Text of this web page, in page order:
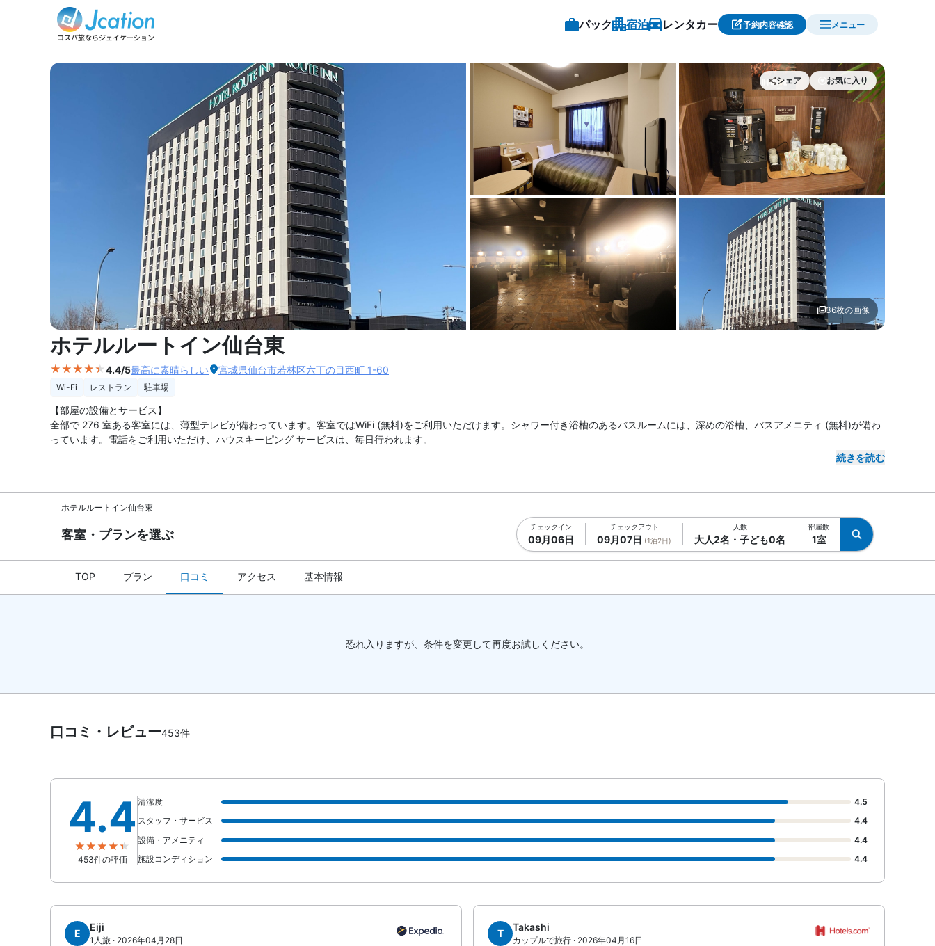
パック 宿泊 レンタカー 予約内容確認 メニュー
外観の写真を拡大表示
客室1 | ホテルルートイン仙台東 コーヒー サービス1 | ホテル
シェア お気に入り
36枚の画像
ホテルルートイン仙台東
4.4/5最高に素晴らしい 宮城県仙台市若林区六丁の目西町 1-60
Wi-Fi レストラン 駐車場
【部屋の設備とサービス】
全部で 276 室ある客室には、薄型テレビが備わっています。客室ではWiFi (無料)をご利用いただけます。シャワー付き浴槽のあるバスルームには、深めの浴槽、バスアメニティ (無料)が備わ
っています。電話をご利用いただけ、ハウスキーピング サービスは、毎日行われます。
続きを読む
ホテルルートイン仙台東
客室・プランを選ぶ
チェックイン
09月06日
チェックアウト
09月07日 (1泊2日)
人数
大人2名・子ども0名
部屋数
1室
TOP プラン 口コミ アクセス 基本情報
恐れ入りますが、条件を変更して再度お試しください。
口コミ・レビュー453件
4.4
453件の評価
清潔度
4.5
スタッフ・サービス
4.4
設備・アメニティ
4.4
施設コンディション
4.4
E
Eiji
1人旅 · 2026年04月28日
T
Takashi
カップルで旅行 · 2026年04月16日